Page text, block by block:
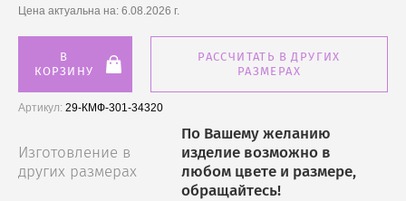
Цена актуальна на: 6.08.2026 г.
В
КОРЗИНУ
РАССЧИТАТЬ В ДРУГИХ
РАЗМЕРАХ
Артикул: 29-КМФ-301-34320
Изготовление в
других размерах
По Вашему желанию
изделие возможно в
любом цвете и размере,
обращайтесь!